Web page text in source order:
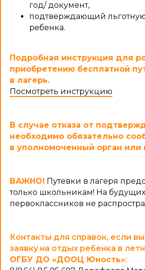
год/ документ,
подтверждающий
ребенка.
Подробная инструкция для
приобретению бесплатной
в лагерь.
Посмотреть инструкцию
В случае отказа от
необходимо обязательно
в уполномоченный орган или
ВАЖНО! Путевки в лагеря
только школьникам! На будущих
первоклассников не
Контакты для справок, если
заявку на отдых ребенка в
ОГБУ ДО «ДООЦ Юность»: